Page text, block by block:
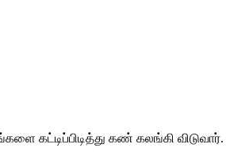
கட்டிப்பிடித்து கண் கலங்கி விடுவார்.